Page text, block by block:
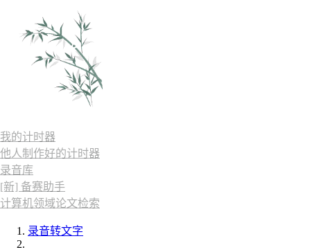
我的计时器
他人制作好的计时器
录音库
[新] 备赛助手
计算机领域论文检索
录音转文字